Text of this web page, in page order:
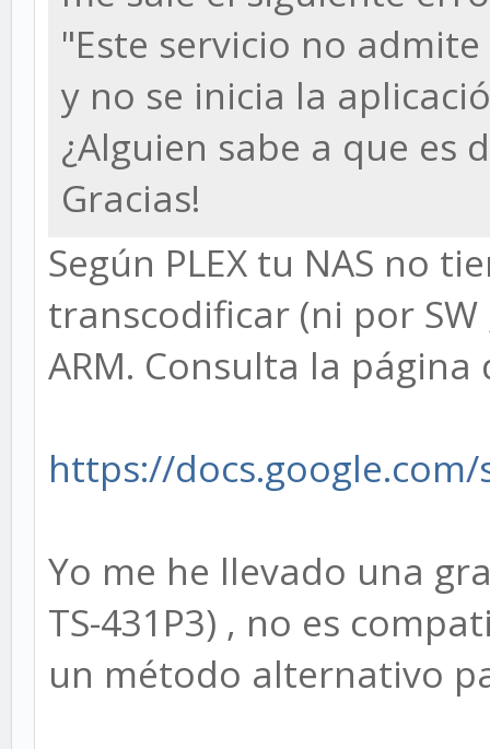
"Este servicio no
y no se inicia la
¿Alguien sabe a que es
Gracias!
Según PLEX tu NAS no
transcodificar (ni por
ARM. Consulta la
https://
Yo me he llevado una
TS-431P3) , no es
un método alternativo